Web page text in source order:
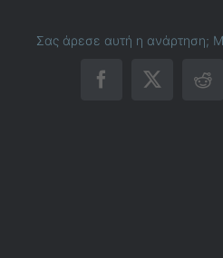
Σας άρεσε αυτή η ανάρτηση;
Facebook
X